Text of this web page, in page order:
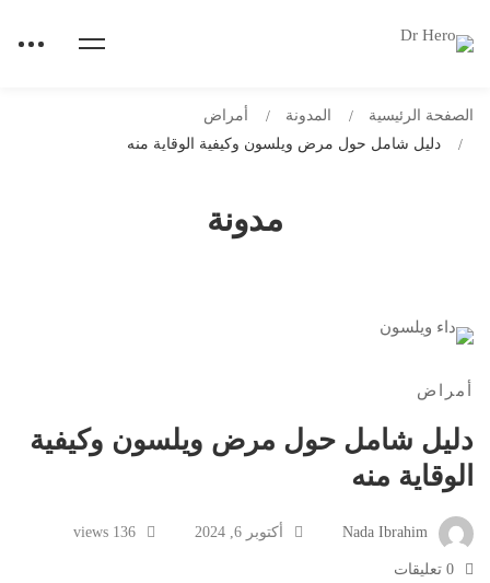
مدونة
الصفحة الرئيسية المدونة
أمراض
دليل شامل حول مرض ويلسون وكيفية الوقاية منه
أمراض
دليل شامل حول مرض ويلسون وكيفية
الوقاية منه
أكتوبر 6, 2024 136 views
0 تعليقات